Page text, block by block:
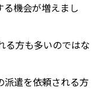
機会が増えまし
る方も多いのではな
派遣を依頼される方